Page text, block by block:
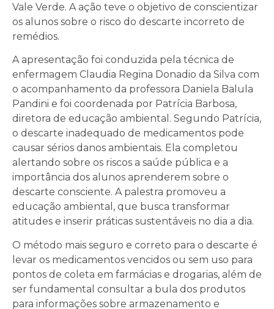
Vale Verde. A ação teve o objetivo de conscientizar
os alunos sobre o risco do descarte incorreto de
remédios.
A apresentação foi conduzida pela técnica de
enfermagem Claudia Regina Donadio da Silva com
o acompanhamento da professora Daniela Balula
Pandini e foi coordenada por Patrícia Barbosa,
diretora de educação ambiental. Segundo Patrícia,
o descarte inadequado de medicamentos pode
causar sérios danos ambientais. Ela completou
alertando sobre os riscos a saúde pública e a
importância dos alunos aprenderem sobre o
descarte consciente. A palestra promoveu a
educação ambiental, que busca transformar
atitudes e inserir práticas sustentáveis no dia a dia.
O método mais seguro e correto para o descarte é
levar os medicamentos vencidos ou sem uso para
pontos de coleta em farmácias e drogarias, além de
ser fundamental consultar a bula dos produtos
para informações sobre armazenamento e